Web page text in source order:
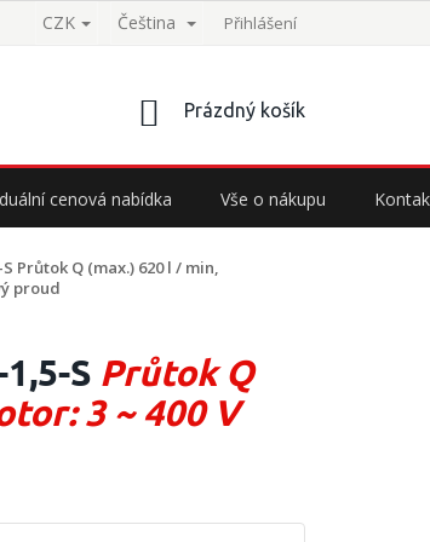
CZK Čeština Přihlášení
NÁKUPNÍ
Prázdný košík
cenová nabídka Vše o nákupu
Průtok Q (max.) 620 l / min,
proud
S Průtok Q
3 ~ 400 V